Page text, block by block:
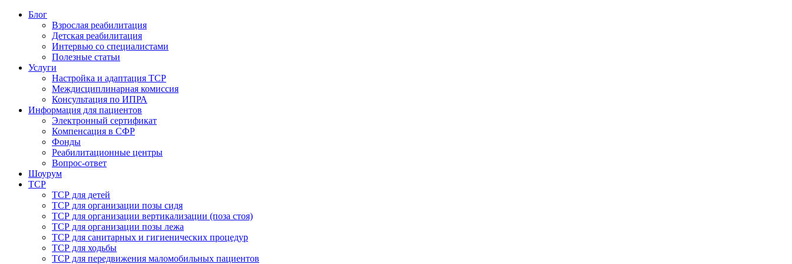
Блог
Взрослая реабилитация
Детская реабилитация
Интервью со специалистами
Полезные статьи
Услуги
Настройка и адаптация ТСР
Междисциплинарная комиссия
Консультация по ИПРА
Информация для пациентов
Электронный сертификат
Компенсация в СФР
Фонды
Реабилитационные центры
Вопрос-ответ
Шоурум
ТСР
ТСР для детей
ТСР для организации позы сидя
ТСР для организации вертикализации (поза стоя)
ТСР для организации позы лежа
ТСР для санитарных и гигиенических процедур
ТСР для ходьбы
ТСР для передвижения маломобильных пациентов